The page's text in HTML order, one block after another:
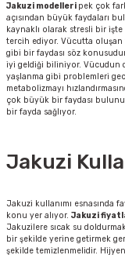
Jakuzi modelleri pek çok
açısından büyük faydaları
kaynaklı olarak stresli bir
tercih ediyor. Vücutta oluşan
gibi bir faydası söz
iyi geldiği biliniyor. Vücudun
yaşlanma gibi problemleri
metabolizmayı
çok büyük bir faydası
bir fayda sağlıyor.
Jakuzi
Jakuzi kullanımı esnasında
konu yer alıyor. Jakuzi
Jakuzilere sıcak su
bir şekilde yerine getirmek
şekilde temizlenmelidir.